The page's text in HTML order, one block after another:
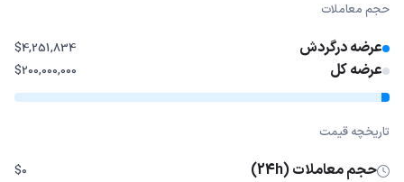
حجم معاملات
عرضه درگردش $4,251,834
عرضه کل $200,000,000
تاریخچه قیمت
حجم معاملات (24h) $0